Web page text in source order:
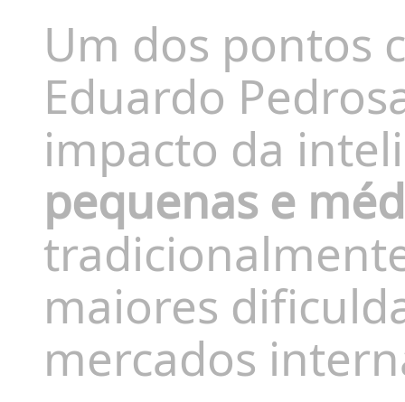
Um dos pontos
Eduardo
impacto da
pequenas e
maiores
mercados